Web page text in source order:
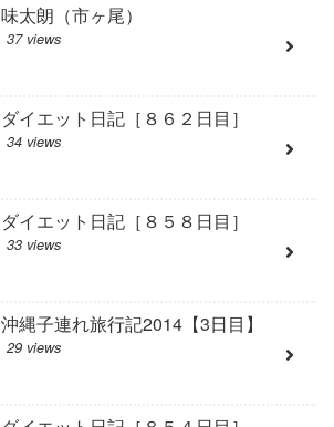
味太朗（市ヶ尾）
37 views
ダイエット日記［８６２日目］
34 views
ダイエット日記［８５８日目］
33 views
沖縄子連れ旅行記2014【3日目】
29 views